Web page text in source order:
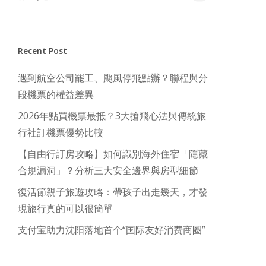
Recent Post
遇到航空公司罷工、颱風停飛點辦？聯程與分
段機票的權益差異
2026年點買機票最抵？3大搶飛心法與傳統旅
行社訂機票優勢比較
【自由行訂房攻略】如何識別海外住宿「隱藏
合規漏洞」？分析三大安全邊界與房型細節
復活節親子旅遊攻略：帶孩子出走幾天，才發
現旅行真的可以很簡單
支付宝助力沈阳落地首个“国际友好消费商圈”